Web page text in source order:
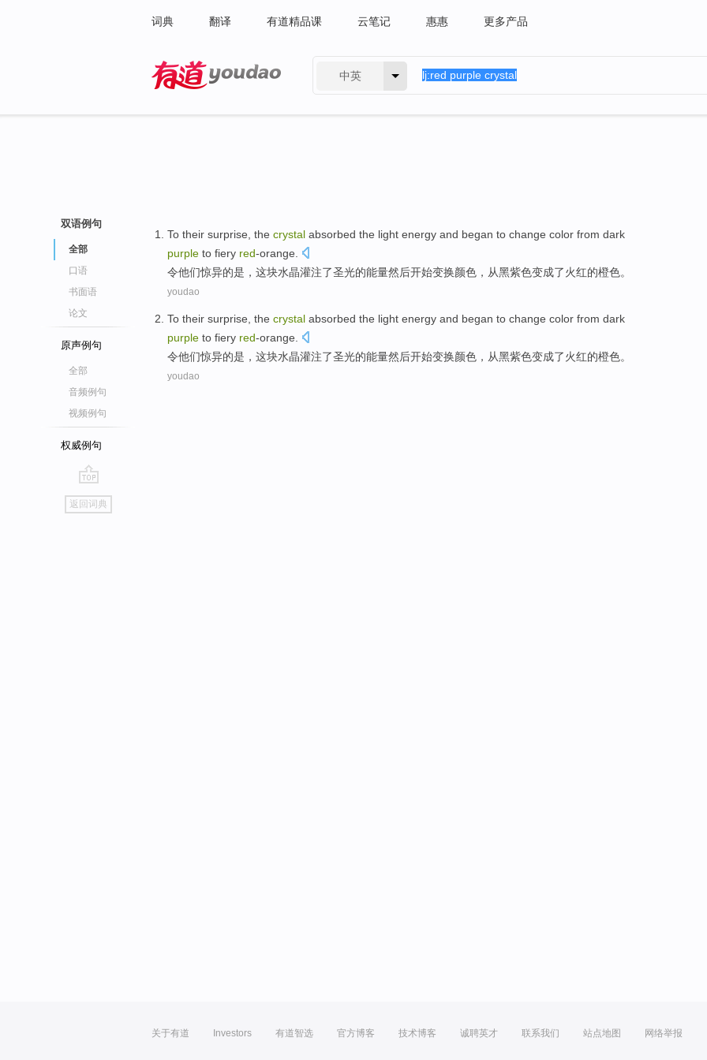
词典 翻译 有道精品课 云笔记 惠惠 更多产品
中英
双语例句
全部
口语
书面语
论文
原声例句
全部
音频例句
视频例句
权威例句
go
top
返回词典
To their surprise , the crystal absorbed the light energy and began to change color from dark
purple to fiery red-orange
令他们惊异的是，这块水晶灌注了圣光的能量然后开始变换颜色 ， 从黑紫色变成了火红的橙色。
youdao
To their surprise , the crystal absorbed the light energy and began to change color from dark
purple to fiery red-orange
令他们惊异的是，这块水晶灌注了圣光的能量然后开始变换颜色 ， 从黑紫色变成了火红的橙色。
youdao
关于有道 Investors 有道智选 官方博客 技术博客 诚聘英才 联系我们 站点地图 网络举报